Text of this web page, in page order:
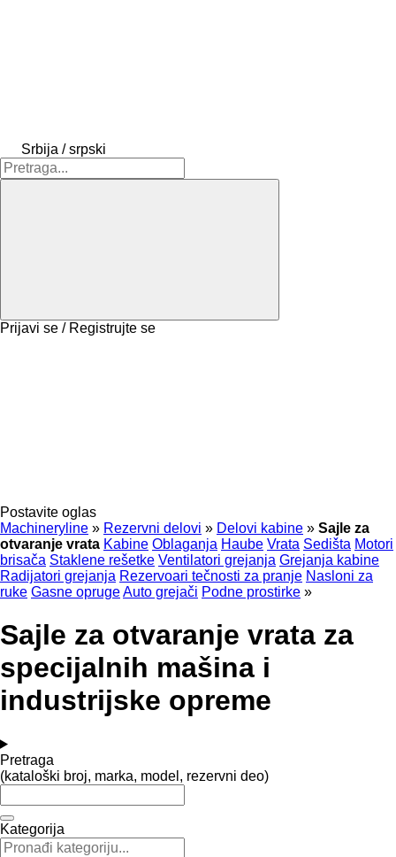
Srbija / srpski
Prijavi se / Registrujte se
Postavite oglas
Machineryline » Rezervni delovi » Delovi kabine » Sajle za
otvaranje vrata Kabine Oblaganja Haube Vrata Sedišta Motori
brisača Staklene rešetke Ventilatori grejanja Grejanja kabine
Radijatori grejanja Rezervoari tečnosti za pranje Nasloni za
ruke Gasne oprugeAuto grejači Podne prostirke »
Sajle za otvaranje vrata za
specijalnih mašina i
industrijske opreme
Pretraga
(kataloški broj, marka, model, rezervni deo)
Kategorija